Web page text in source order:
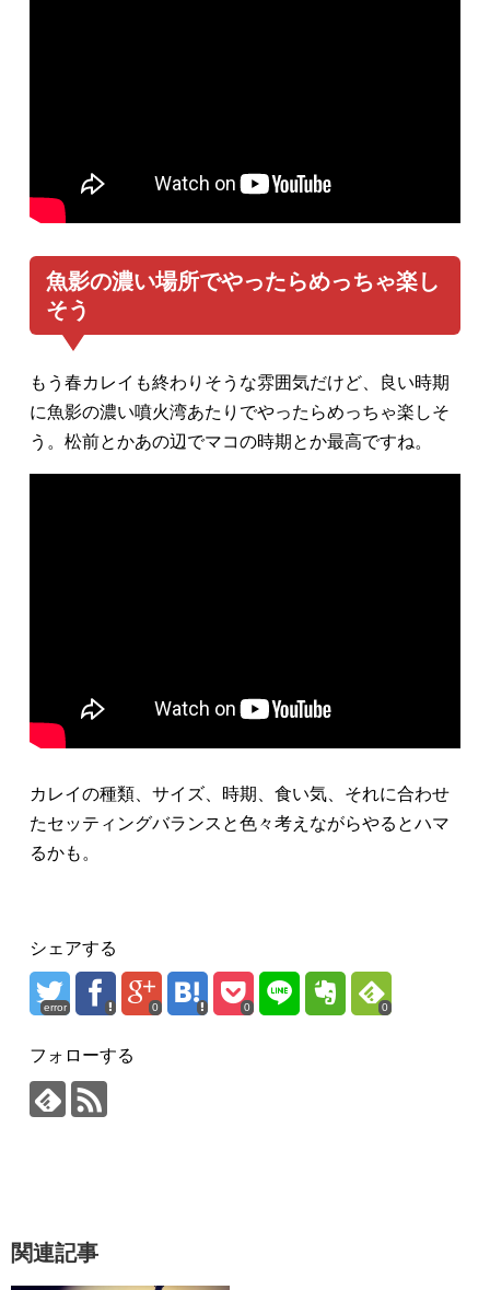
魚影の濃い場所でやったらめっちゃ楽し
そう
もう春カレイも終わりそうな雰囲気だけど、良い時期
に魚影の濃い噴火湾あたりでやったらめっちゃ楽しそ
う。松前とかあの辺でマコの時期とか最高ですね。
カレイの種類、サイズ、時期、食い気、それに合わせ
たセッティングバランスと色々考えながらやるとハマ
るかも。
シェアする
error 0 0 0
フォローする
関連記事